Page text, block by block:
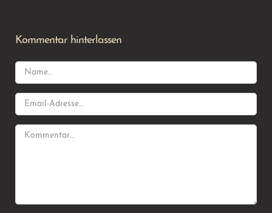
Kommentar hinterlassen